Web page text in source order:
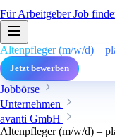
Für ArbeitgeberJob
Altenpfleger (m/w/d) –
Jetzt bewerben
Jobbörse
Unternehmen
avanti GmbH
Altenpfleger (m/w/d) –